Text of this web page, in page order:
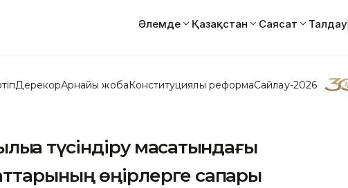
Әлемде Қазақстан Саясат Талдау
ДерекқорАрнайы жобаКонституциялық реформаСайлау-2026
түсіндіру мақсатындағы
өңірлерге сапары